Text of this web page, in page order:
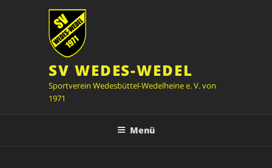
SV WEDES-WEDEL
Sportverein Wedesbüttel-Wedelheine e. V. von
1971
Menü